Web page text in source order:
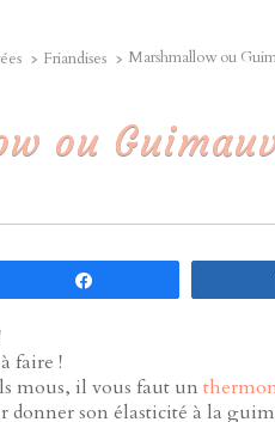
Friandises Marshmallow ou
ou
faire !
mous, il vous faut un
son élasticité à la